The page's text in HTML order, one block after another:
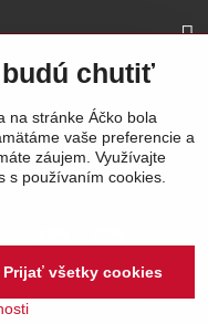
budú chutiť
na stránke Áčko bola
vaše preferencie a
záujem. Využívajte
s používaním cookies.
Prijať všetky cookies